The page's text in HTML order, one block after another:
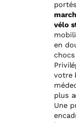
vélo
en
votre
plus
Une